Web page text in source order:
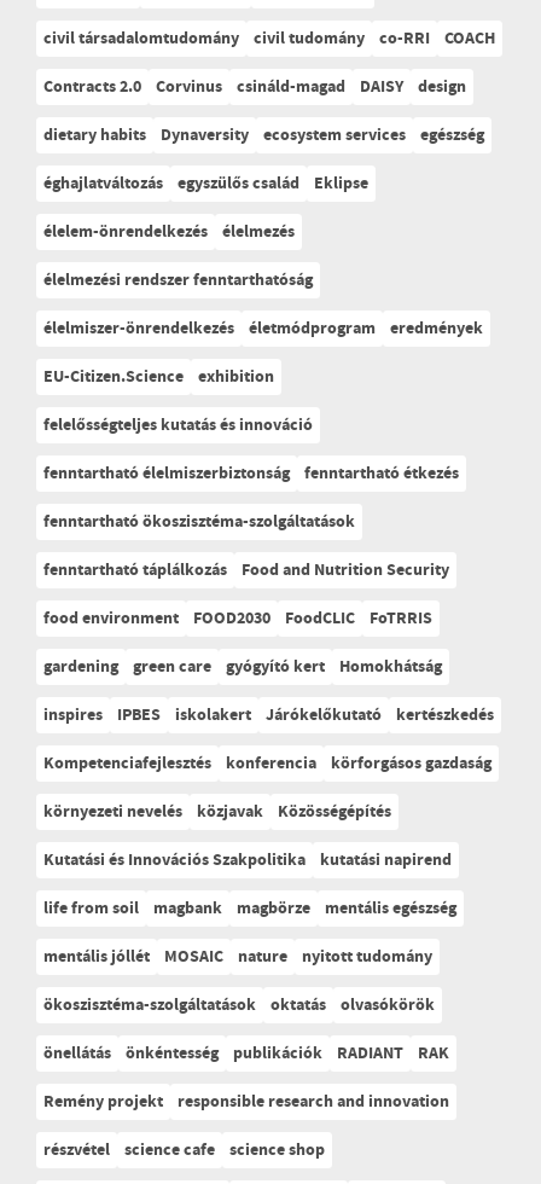
civil társadalomtudomány civil tudomány co-RRI COACH
Contracts 2.0 Corvinus csináld-magad DAISY design
dietary habits
Dynaversity ecosystem services egészség
éghajlatváltozás egyszülős család
Eklipse
élelem-önrendelkezés élelmezés
élelmezési rendszer fenntarthatóság
élelmiszer-önrendelkezés életmódprogram eredmények
EU-Citizen.Science exhibition
felelősségteljes kutatás és innováció
fenntartható élelmiszerbiztonság fenntartható étkezés
fenntartható ökoszisztéma-szolgáltatások
fenntartható táplálkozás
Food and Nutrition Security
food environment
FOOD2030 FoodCLIC
FoTRRIS
gardening green care gyógyító kert
Homokhátság
inspires
IPBES iskolakert Járókelőkutató
kertészkedés
Kompetenciafejlesztés
konferencia
körforgásos gazdaság
környezeti nevelés
közjavak
Közösségépítés
Kutatási és Innovációs Szakpolitika
kutatási napirend
life from soil
magbank magbörze
mentális egészség
mentális jóllét
MOSAIC nature
nyitott tudomány
ökoszisztéma-szolgáltatások oktatás olvasókörök
önellátás önkéntesség publikációk RADIANT
RAK
Remény projekt
responsible research and innovation
részvétel science cafe science shop